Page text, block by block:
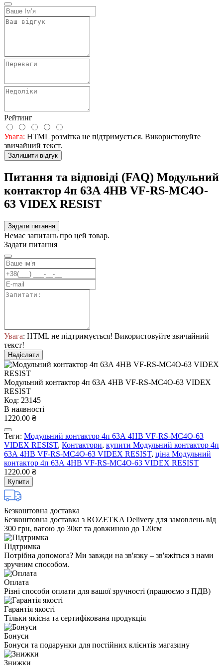
Рейтинг
Увага: HTML розмітка не підтримується. Використовуйте
звичайний текст.
Залишити відгук
Питання та відповіді (FAQ) Модульний
контактор 4п 63А 4НВ VF-RS-MC4O-
63 VIDEX RESIST
Задати питання
Немає запитань про цей товар.
Задати питання
Увага: HTML не підтримується! Використовуйте звичайний
текст!
Надіслати
Модульний контактор 4п 63А 4НВ VF-RS-MC4O-63 VIDEX
RESIST
Код: 23145
В наявності
1220.00 ₴
Теги: Модульний контактор 4п 63А 4НВ VF-RS-MC4O-63
VIDEX RESIST, Контактори, купити Модульний контактор 4п
63А 4НВ VF-RS-MC4O-63 VIDEX RESIST, ціна Модульний
контактор 4п 63А 4НВ VF-RS-MC4O-63 VIDEX RESIST
1220.00 ₴
Купити
Безкоштовна доставка
Безкоштовна доставка з ROZETKA Delivery для замовлень від
300 грн, вагою до 30кг та довжиною до 120см
Підтримка
Потрібна допомога? Ми завжди на зв'язку – зв'яжіться з нами
зручним способом.
Оплата
Різні способи оплати для вашої зручності (працюємо з ПДВ)
Гарантія якості
Тільки якісна та сертифікована продукція
Бонуси
Бонуси та подарунки для постійних клієнтів магазину
Знижки